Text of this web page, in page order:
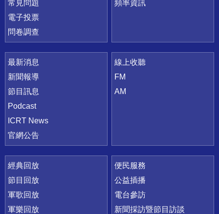
常見問題
電子投票
問卷調查
頻率資訊
最新消息
新聞報導
節目訊息
Podcast
ICRT News
官網公告
線上收聽
FM
AM
經典回放
節目回放
軍歌回放
軍樂回放
便民服務
公益插播
電台參訪
新聞採訪暨節目訪談